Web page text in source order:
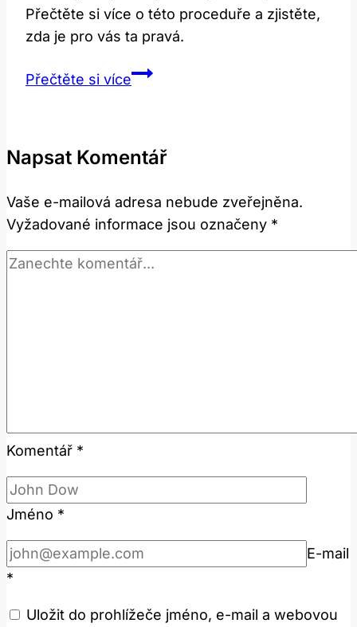
Přečtěte si více o této proceduře a zjistěte,
zda je pro vás ta pravá.
Přečtěte si víceLiposukce:
Překvapí
Napsat Komentář
Vaše e-mailová adresa nebude zveřejněna.
Vyžadované informace jsou označeny *
Komentář *
Jméno *
E-mail
*
Uložit do prohlížeče jméno, e-mail a webovou